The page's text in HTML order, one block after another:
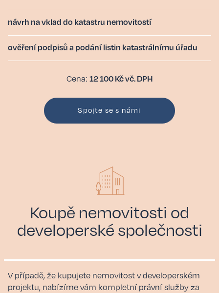
návrh na vklad do katastru nemovitostí
ověření podpisů a podání listin katastrálnímu úřadu
Cena: 12 100 Kč vč. DPH
Spojte se s námi
Koupě nemovitosti od
developerské společnosti
V případě, že kupujete nemovitost v developerském
projektu, nabízíme vám kompletní právní služby za